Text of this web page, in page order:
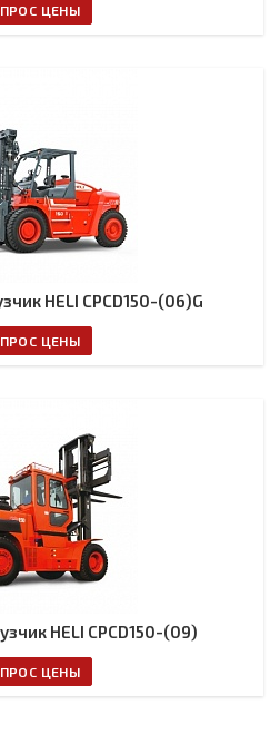
ЦЕНЫ
HELI CPCD150-(06)G
ЦЕНЫ
HELI CPCD150-(09)
ЦЕНЫ